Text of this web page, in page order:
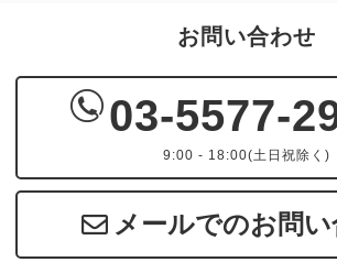
お問い合わせ
03-5577-
9:00 - 18:00(土日祝除く)
メールでのお問